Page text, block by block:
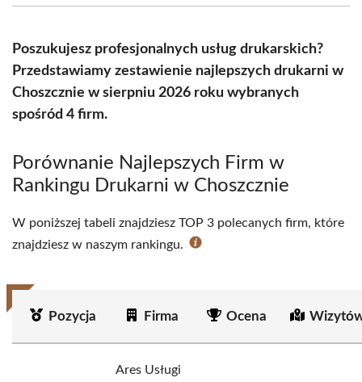
(Twitter)
Poszukujesz profesjonalnych usług drukarskich?
Przedstawiamy zestawienie najlepszych drukarni w
Choszcznie w sierpniu 2026 roku wybranych
spośród 4 firm.
Porównanie Najlepszych Firm w
Rankingu Drukarni w Choszcznie
W poniższej tabeli znajdziesz TOP 3 polecanych firm, które
znajdziesz w naszym rankingu.
Pozycja Firma Ocena
Ares Usługi